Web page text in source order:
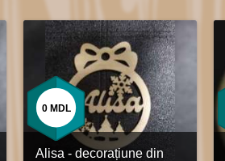
Alisa - decorațiune din
0 MDL